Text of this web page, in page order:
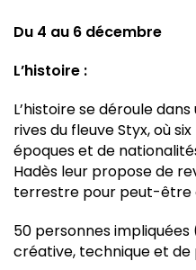
Du 4 au 6 décembre
L’histoire :
L’histoire se déroule
rives du fleuve Styx, où
époques et de
Hadès leur propose de
terrestre pour peut-être
50 personnes
créative, technique et